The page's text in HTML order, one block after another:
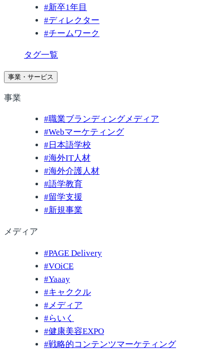
#新卒1年目
#ディレクター
#チームワーク
タグ一覧
事業・サービス
事業
#職業ブランディングメディア
#Webマーケティング
# 日本語学校
#海外IT人材
#海外介護人材
#語学教育
#留学支援
#新規事業
メディア
#PAGE Delivery
#VOiCE
#Yaaay
#キャククル
#メディア
#らいく
#健康美容EXPO
#戦略的コンテンツマーケティング